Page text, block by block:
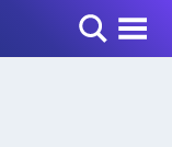
Toggle Menu